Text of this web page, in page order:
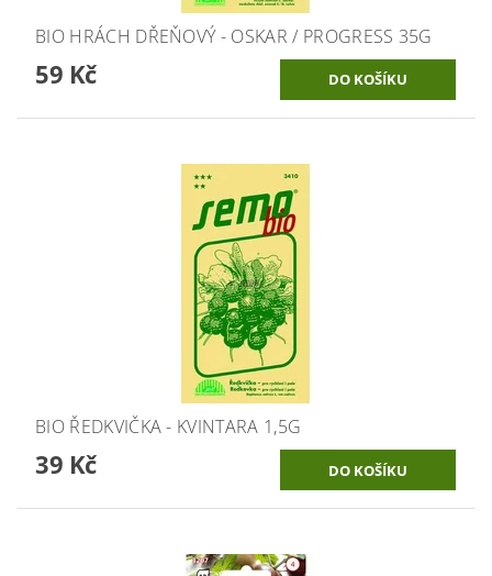
BIO HRÁCH DŘEŇOVÝ - OSKAR / PROGRESS 35G
59 Kč
BIO ŘEDKVIČKA - KVINTARA 1,5G
39 Kč